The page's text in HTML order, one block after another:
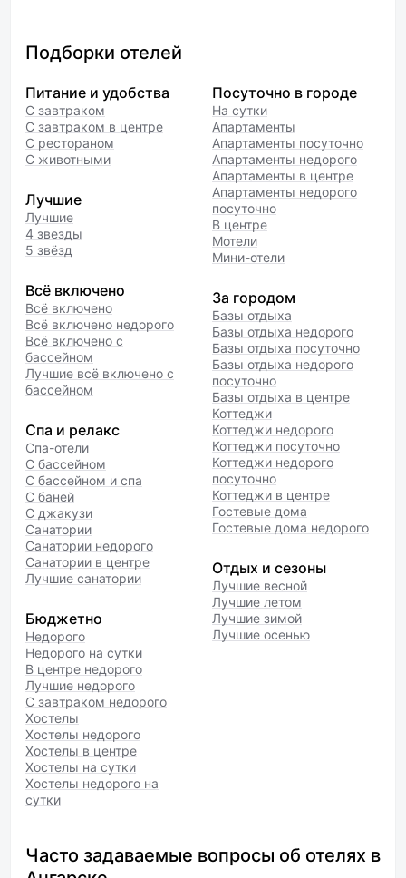
Подборки отелей
Питание и удобства
С завтраком
С завтраком в центре
С рестораном
С животными
Лучшие
Лучшие
4 звезды
5 звёзд
Всё включено
Всё включено
Всё включено недорого
Всё включено с
бассейном
Лучшие всё включено с
бассейном
Спа и релакс
Спа-отели
С бассейном
С бассейном и спа
С баней
С джакузи
Санатории
Санатории недорого
Санатории в центре
Лучшие санатории
Бюджетно
Недорого
Недорого на сутки
В центре недорого
Лучшие недорого
С завтраком недорого
Хостелы
Хостелы недорого
Хостелы в центре
Хостелы на сутки
Хостелы недорого на
сутки
Посуточно в городе
На сутки
Апартаменты
Апартаменты посуточно
Апартаменты недорого
Апартаменты в центре
Апартаменты недорого
посуточно
В центре
Мотели
Мини-отели
За городом
Базы отдыха
Базы отдыха недорого
Базы отдыха посуточно
Базы отдыха недорого
посуточно
Базы отдыха в центре
Коттеджи
Коттеджи недорого
Коттеджи посуточно
Коттеджи недорого
посуточно
Коттеджи в центре
Гостевые дома
Гостевые дома недорого
Отдых и сезоны
Лучшие весной
Лучшие летом
Лучшие зимой
Лучшие осенью
Часто задаваемые вопросы об отелях в